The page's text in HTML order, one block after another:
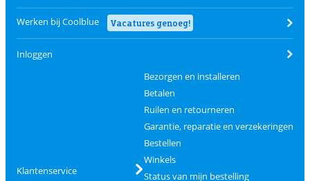
Werken bij Coolblue Vacatures genoeg!
Inloggen
Klantenservice
Bezorgen en installeren
Betalen
Ruilen en retourneren
Garantie, reparatie en verzekeringen
Bestellen
Winkels
Status van mijn bestelling